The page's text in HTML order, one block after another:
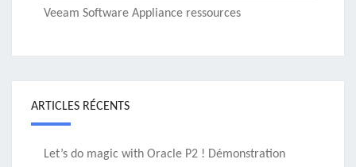
Veeam Software Appliance ressources
ARTICLES RÉCENTS
Let’s do magic with Oracle P2 ! Démonstration